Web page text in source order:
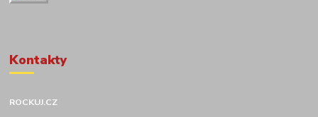
Kontakty
ROCKUJ.CZ